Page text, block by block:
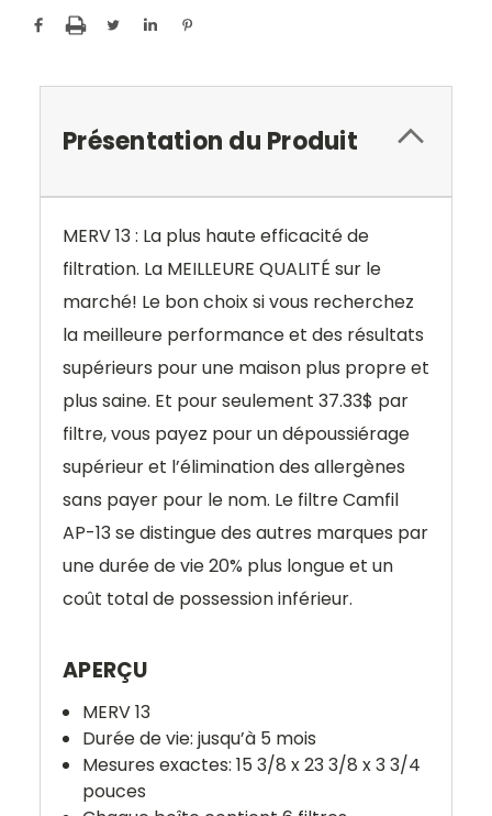
Présentation du Produit
MERV 13 : La plus haute efficacité de
filtration. La MEILLEURE QUALITÉ sur le
marché! Le bon choix si vous recherchez
la meilleure performance et des résultats
supérieurs pour une maison plus propre et
plus saine. Et pour seulement 37.33$ par
filtre, vous payez pour un dépoussiérage
supérieur et l’élimination des allergènes
sans payer pour le nom. Le filtre Camfil
AP-13 se distingue des autres marques par
une durée de vie 20% plus longue et un
coût total de possession inférieur.
APERÇU
MERV 13
Durée de vie: jusqu’à 5 mois
Mesures exactes: 15 3/8 x 23 3/8 x 3 3/4
pouces